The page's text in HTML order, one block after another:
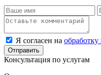
Я согласен на
Консультация по услугам